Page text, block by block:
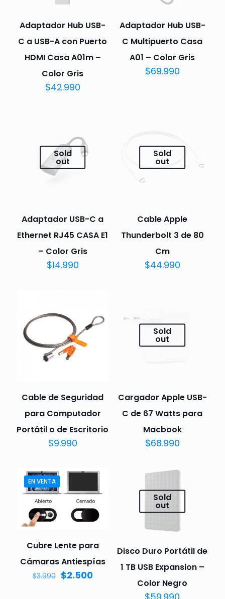
Adaptador Hub USB-
C a USB-A con Puerto
HDMI Casa A01m –
Color Gris
$42.990
Adaptador Hub USB-
C Multipuerto Casa
A01 – Color Gris
$69.990
Sold
out
Adaptador USB-C a
Ethernet RJ45 CASA E1
– Color Gris
$14.990
Sold
out
Cable Apple
Thunderbolt 3 de 80
Cm
$44.990
Cable de Seguridad
para Computador
Portátil o de Escritorio
$9.990
Sold
out
Cargador Apple USB-
C de 67 Watts para
Macbook
$68.990
EN VENTA
Cubre Lente para
Cámaras Antiespías
$3.990 $2.500
Sold
out
Disco Duro Portátil de
1 TB USB Expansion –
Color Negro